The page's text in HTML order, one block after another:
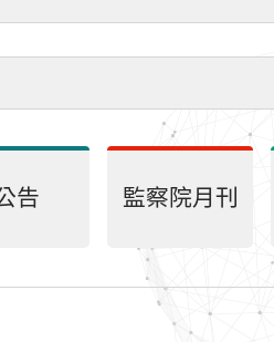
告 監察院月刊